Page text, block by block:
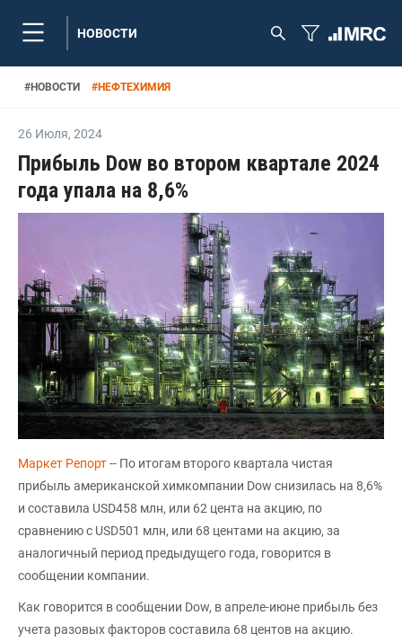
НОВОСТИ
#НОВОСТИ #НЕФТЕХИМИЯ
26 Июля, 2024
Прибыль Dow во втором квартале 2024
года упала на 8,6%
Маркет Репорт-- По итогам второго квартала чистая
прибыль американской химкомпании Dow снизилась на 8,6%
и составила USD458 млн, или 62 цента на акцию, по
сравнению с USD501 млн, или 68 центами на акцию, за
аналогичный период предыдущего года, говорится в
сообщении компании.
Как говорится в сообщении Dow, в апреле-июне прибыль без
учета разовых факторов составила 68 центов на акцию.